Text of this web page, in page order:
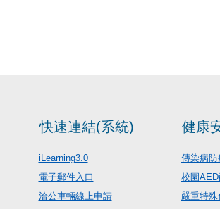
快速連結(系統)
iLearning3.0
電子郵件入口
洽公車輛線上申請
健康
傳染病防
校園AED
嚴重特